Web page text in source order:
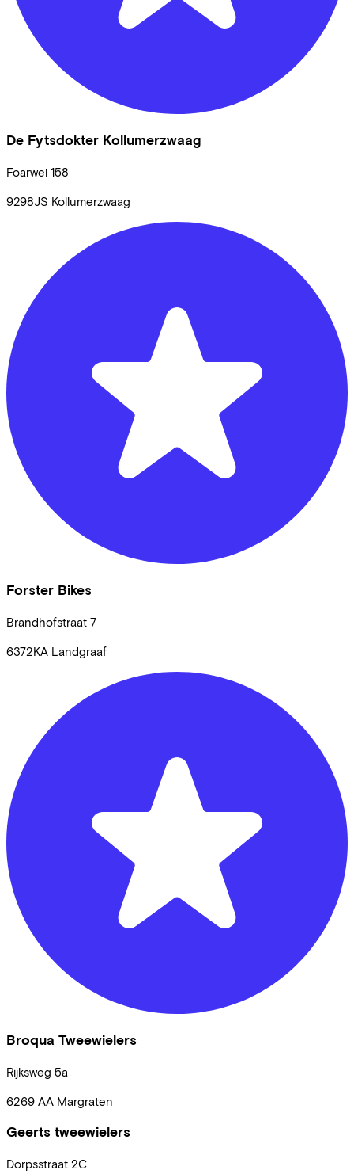
De Fytsdokter Kollumerzwaag
Foarwei 158
9298JS Kollumerzwaag
Forster Bikes
Brandhofstraat 7
6372KA Landgraaf
Broqua Tweewielers
Rijksweg 5a
6269 AA Margraten
Geerts tweewielers
Dorpsstraat 2C